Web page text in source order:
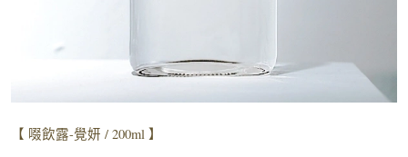
【 啜飲露-覺妍 / 200ml 】